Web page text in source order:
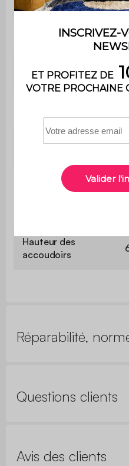
Garantie
fauteuil (x2)
Dimensions table
Hauteur d'assise
Hauteur des
accoudoirs
Réparabilité,
Questions clients
Avis des clients